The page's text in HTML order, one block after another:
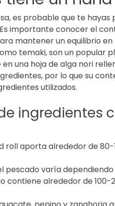
es probable que te hayas
importante conocer el
mantener un equilibrio
temaki, son un popular
una hoja de alga nori
por lo que su
utilizados.
ingredientes
roll aporta alrededor de
pescado varía
contiene alrededor de